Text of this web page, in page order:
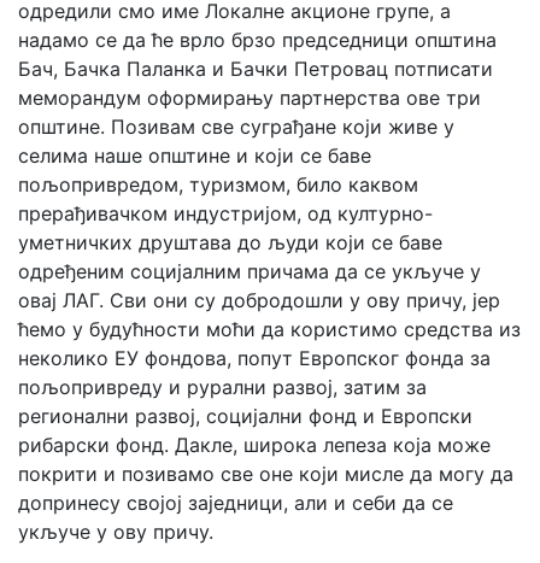
одредили смо име Локалне акционе групе, а
надамо се да ће врло брзо председници општина
Бач, Бачка Паланка и Бачки Петровац потписати
меморандум оформирању партнерства ове три
општине. Позивам све суграђане који живе у
селима наше општине и који се баве
пољопривредом, туризмом, било каквом
прерађивачком индустријом, од културно-
уметничких друштава до људи који се баве
одређеним социјалним причама да се укључе у
овај ЛАГ. Сви они су добродошли у ову причу, јер
ћемо у будућности моћи да користимо средства из
неколико ЕУ фондова, попут Европског фонда за
пољопривреду и рурални развој, затим за
регионални развој, социјални фонд и Европски
рибарски фонд. Дакле, широка лепеза која може
покрити и позивамо све оне који мисле да могу да
допринесу својој заједници, али и себи да се
укључе у ову причу.